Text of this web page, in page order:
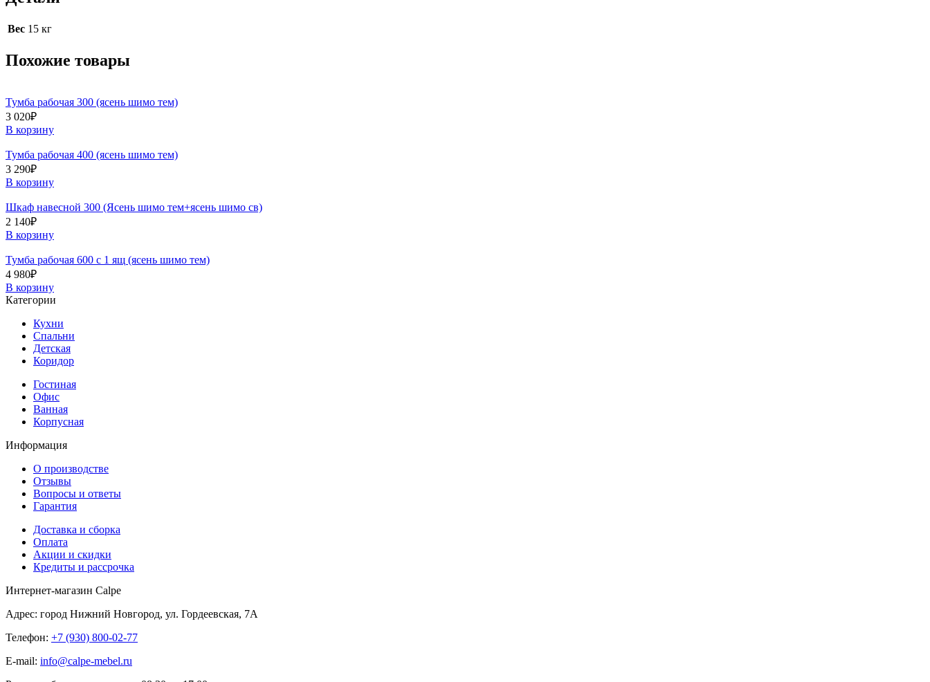
Вес 15 кг
Похожие товары
Тумба рабочая 300 (ясень шимо тем)
3 020₽
В корзину
Тумба рабочая 400 (ясень шимо тем)
3 290₽
В корзину
Шкаф навесной 300 (Ясень шимо тем+ясень шимо св)
2 140₽
В корзину
Тумба рабочая 600 с 1 ящ (ясень шимо тем)
4 980₽
В корзину
Категории
Кухни
Спальни
Детская
Коридор
Гостиная
Офис
Ванная
Корпусная
Информация
О производстве
Отзывы
Вопросы и ответы
Гарантия
Доставка и сборка
Оплата
Акции и скидки
Кредиты и рассрочка
Интернет-магазин Calpe
Адрес: город Нижний Новгород, ул. Гордеевская, 7А
Телефон: +7 (930) 800-02-77
E-mail: info@calpe-mebel.ru